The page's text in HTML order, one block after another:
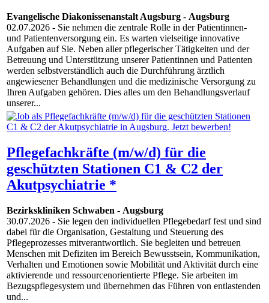
Evangelische Diakonissenanstalt Augsburg - Augsburg
02.07.2026 - Sie nehmen die zentrale Rolle in der Patientinnen-
und Patientenversorgung ein. Es warten vielseitige innovative
Aufgaben auf Sie. Neben aller pflegerischer Tätigkeiten und der
Betreuung und Unterstützung unserer Patientinnen und Patienten
werden selbstverständlich auch die Durchführung ärztlich
angewiesener Behandlungen und die medizinische Versorgung zu
Ihren Aufgaben gehören. Dies alles um den Behandlungsverlauf
unserer...
Pflegefachkräfte (m/w/d) für die
geschützten Stationen C1 & C2 der
Akutpsychiatrie *
Bezirkskliniken Schwaben - Augsburg
30.07.2026 - Sie legen den individuellen Pflegebedarf fest und sind
dabei für die Organisation, Gestaltung und Steuerung des
Pflegeprozesses mitverantwortlich. Sie begleiten und betreuen
Menschen mit Defiziten im Bereich Bewusstsein, Kommunikation,
Verhalten und Emotionen sowie Mobilität und Aktivität durch eine
aktivierende und ressourcenorientierte Pflege. Sie arbeiten im
Bezugspflegesystem und übernehmen das Führen von entlastenden
und...